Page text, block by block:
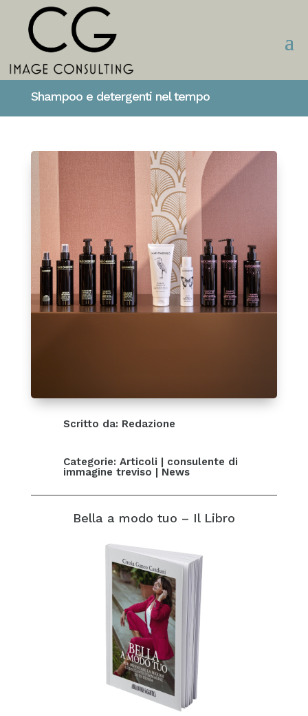
Shampoo e detergenti nel tempo
Scritto da: Redazione
Categorie: Articoli | consulente di
immagine treviso | News
Bella a modo tuo – Il Libro